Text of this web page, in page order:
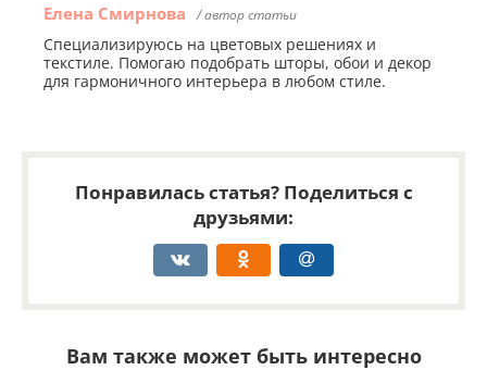
Елена Смирнова / автор статьи
Специализируюсь на цветовых решениях и
текстиле. Помогаю подобрать шторы, обои и декор
для гармоничного интерьера в любом стиле.
Понравилась статья? Поделиться с
друзьями:
Вам также может быть интересно